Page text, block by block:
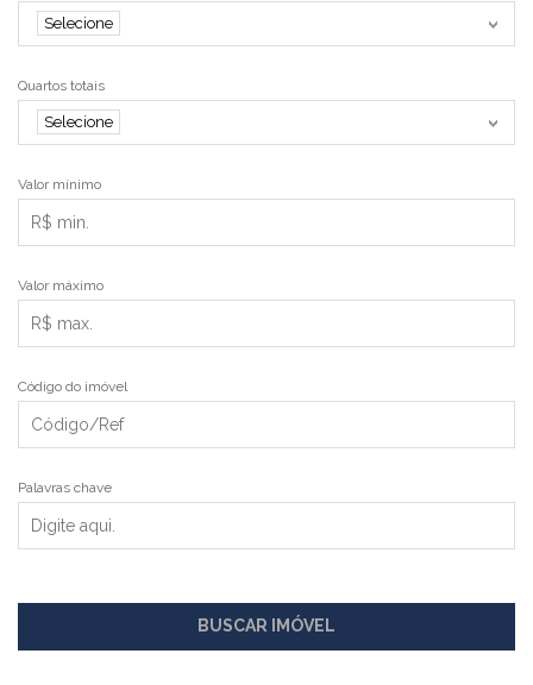
Selecione
Quartos totais
Selecione
Valor mínimo
Valor máximo
Código do imóvel
Palavras chave
BUSCAR IMÓVEL